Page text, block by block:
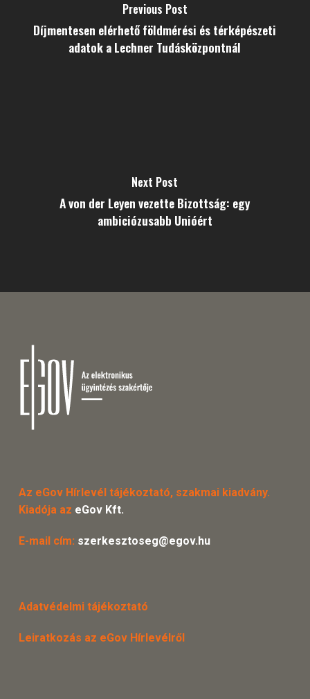
Previous Post
Díjmentesen elérhető földmérési és térképészeti
adatok a Lechner Tudásközpontnál
Next Post
A von der Leyen vezette Bizottság: egy
ambiciózusabb Unióért
Az eGov Hírlevél tájékoztató, szakmai kiadvány.
Kiadója az eGov Kft.
E-mail cím: szerkesztoseg@egov.hu
Adatvédelmi tájékoztató
Leiratkozás az eGov Hírlevélről